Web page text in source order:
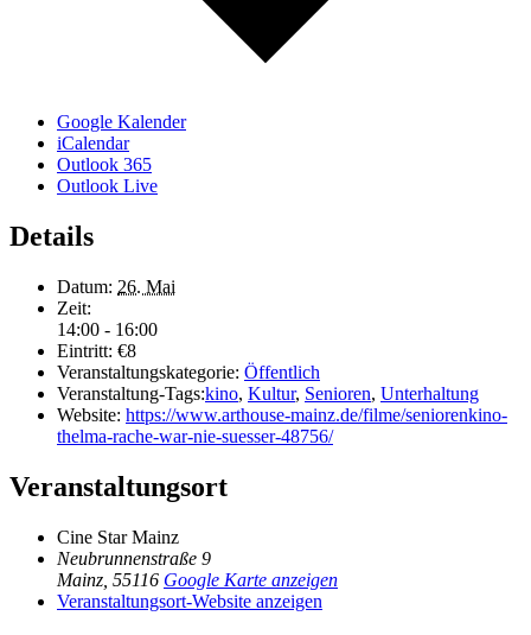
Google Kalender
iCalendar
Outlook 365
Outlook Live
Details
Datum: 26. Mai
Zeit:
14:00 - 16:00
Eintritt: €8
Veranstaltungskategorie: Öffentlich
Veranstaltung-Tags:kino, Kultur, Senioren, Unterhaltung
Website: https://www.arthouse-mainz.de/filme/seniorenkino-
thelma-rache-war-nie-suesser-48756/
Veranstaltungsort
Cine Star Mainz
Neubrunnenstraße 9
Mainz 55116 Google Karte anzeigen
Veranstaltungsort-Website anzeigen